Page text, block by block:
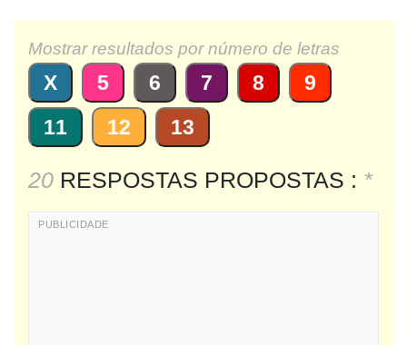
Mostrar resultados por número de letras
X 5 6 7 8
9
11
12 13
20 RESPOSTAS PROPOSTAS : *